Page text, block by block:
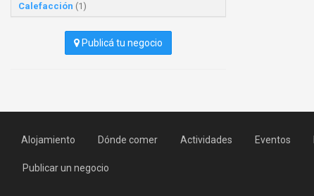
Calefacción (1)
Publicá tu negocio
Alojamiento Dónde comer Actividades Eventos
Publicar un negocio